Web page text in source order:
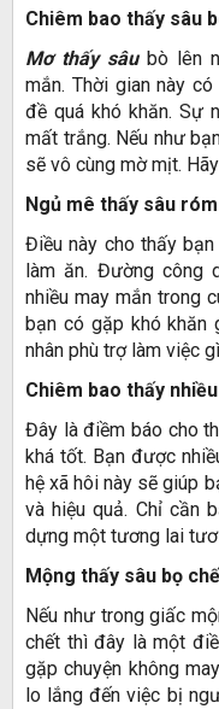
Chiêm bao thấy sâu
Mơ thấy sâubò lên
mắn. Thời gian này
đề quá khó khăn. Sự
mất trắng. Nếu như
sẽ vô cùng mờ mịt.
Ngủ mê thấy sâu róm
Điều này cho thấy
làm ăn. Đường công
nhiều may mắn trong
bạn có gặp khó
nhân phù trợ làm việc
Chiêm bao thấy
Đây là điềm báo cho
khá tốt. Bạn được
hệ xã hôi này sẽ giúp
và hiệu quả. Chỉ cần
dựng một tương lai
Mộng thấy sâu bọ
Nếu như trong giấc
chết thì đây là một
gặp chuyện không
lo lắng đến việc bị